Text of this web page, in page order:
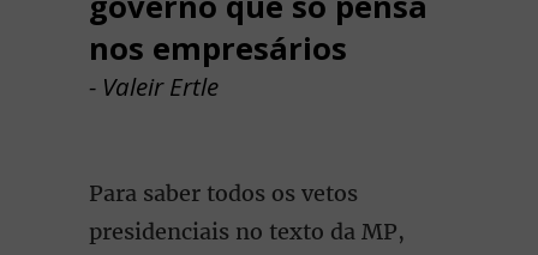
nos empresários
- Valeir Ertle
Para saber todos os vetos
presidenciais no texto da MP,